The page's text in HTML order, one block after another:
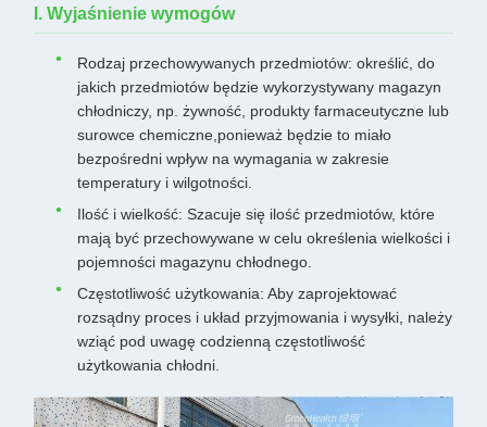
I. Wyjaśnienie wymogów
Rodzaj przechowywanych przedmiotów: określić, do
jakich przedmiotów będzie wykorzystywany magazyn
chłodniczy, np. żywność, produkty farmaceutyczne lub
surowce chemiczne,ponieważ będzie to miało
bezpośredni wpływ na wymagania w zakresie
temperatury i wilgotności.
Ilość i wielkość: Szacuje się ilość przedmiotów, które
mają być przechowywane w celu określenia wielkości i
pojemności magazynu chłodnego.
Częstotliwość użytkowania: Aby zaprojektować
rozsądny proces i układ przyjmowania i wysyłki, należy
wziąć pod uwagę codzienną częstotliwość
użytkowania chłodni.